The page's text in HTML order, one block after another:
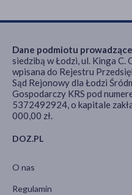
DOZ.PL
O nas
Regulamin
Dane podmiotu
siedzibą w Łodzi, ul. Kinga
wpisana do Rejestru
Sąd Rejonowy dla Łodzi
Gospodarczy KRS pod
5372492924, o kapitale
000,00 zł.